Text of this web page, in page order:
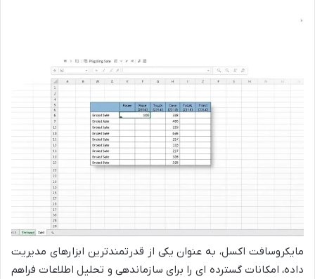
مایکروسافت اکسل، به عنوان یکی از قدرتمندترین ابزارهای مدیریت
داده، امکانات گسترده ای را برای سازماندهی و تحلیل اطلاعات فراهم